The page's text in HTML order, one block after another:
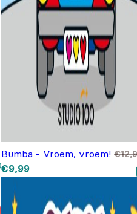
Bumba - Vroem, vroem! €
Oorspronkelijke prijs was:
€12,99.
€9,99Huidige prijs is: €9,99.